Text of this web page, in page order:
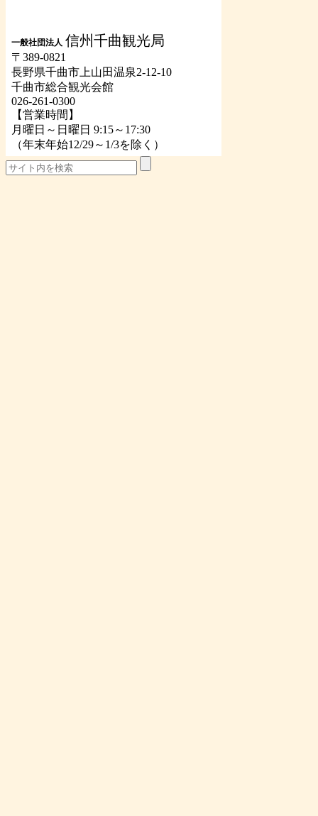
一般社団法人 信州千曲観光局
〒389-0821
長野県千曲市上山田温泉2-12-10
千曲市総合観光会館
026-261-0300
【営業時間】
月曜日～日曜日 9:15～17:30
（年末年始12/29～1/3を除く）